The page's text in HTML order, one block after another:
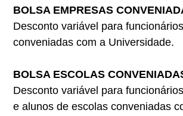
BOLSA EMPRESAS
Desconto variável para
conveniadas com a Universidade.
BOLSA ESCOLAS
Desconto variável para
e alunos de escolas conveniadas